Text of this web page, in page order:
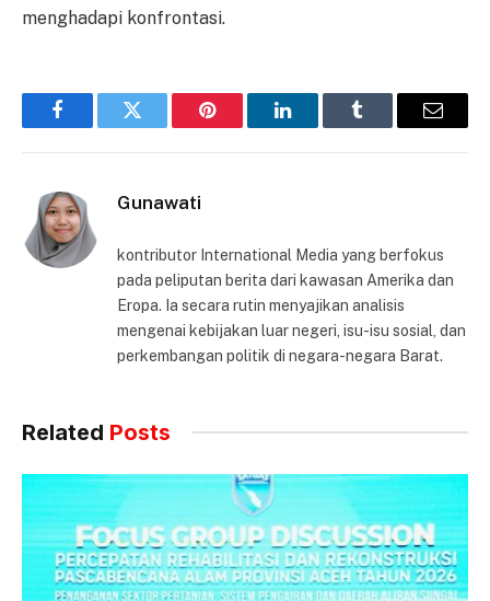
menghadapi konfrontasi.
FacebookTwitter Pinterest LinkedInTumblr Email
Gunawati
kontributor International Media yang berfokus
pada peliputan berita dari kawasan Amerika dan
Eropa. Ia secara rutin menyajikan analisis
mengenai kebijakan luar negeri, isu-isu sosial, dan
perkembangan politik di negara-negara Barat.
Related Posts